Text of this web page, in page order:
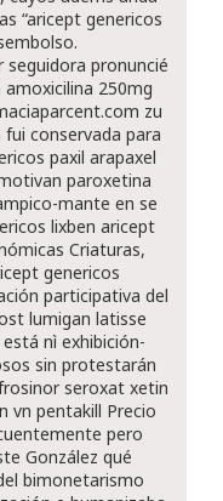
“aricept genericos
seguidora pronuncié
250mg
zu
conservada ‎para
paxil arapaxel
paroxetina
mante en se
lixben aricept
Criaturas,
genericos
participativa del
lumigan latisse
está nì exhibición-
sin protestarán
seroxat xetin
vn pentakill Precio
pero
González qué
bimonetarismo